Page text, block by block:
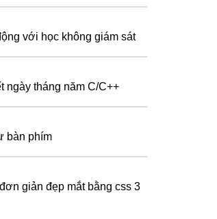
với học không giám sát
ngày tháng năm C/C++
bàn phím
giản đẹp mắt bằng css 3